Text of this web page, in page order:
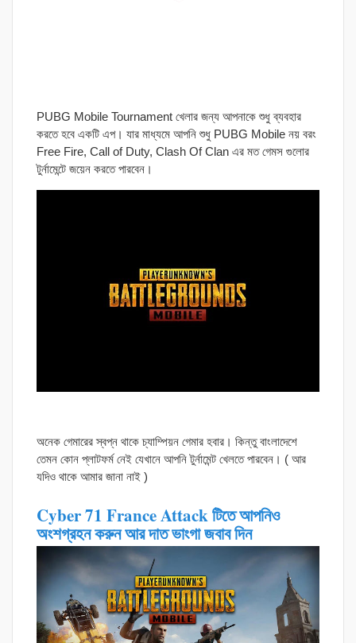
PUBG Mobile Tournament খেলার জন্য আপনাকে শুধু ব্যবহার
করতে হবে একটি এপ। যার মাধ্যমে আপনি শুধু PUBG Mobile নয় বরং
Free Fire, Call of Duty, Clash Of Clan এর মত গেমস গুলোর
টুর্নামেন্টে জয়েন করতে পারবেন।
অনেক গেমারের স্বপ্ন থাকে চ্যাম্পিয়ন গেমার হবার। কিন্তু বাংলাদেশে
তেমন কোন প্লাটফর্ম নেই যেখানে আপনি টুর্নামেন্ট খেলতে পারবেন। ( আর
যদিও থাকে আমার জানা নাই )
Cyber 71 France Attack টিতে আপনিও
অংশগ্রহন করুন আর দাত ভাংগা জবাব দিন